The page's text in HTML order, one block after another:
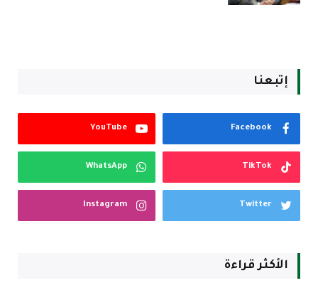
إتبعنا
Facebook
YouTube
TikTok
WhatsApp
Twitter
Instagram
الأكثر قراءة